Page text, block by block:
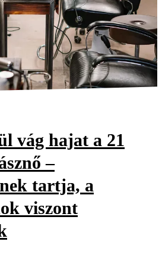
vág hajat a 21
–
tartja, a
viszont